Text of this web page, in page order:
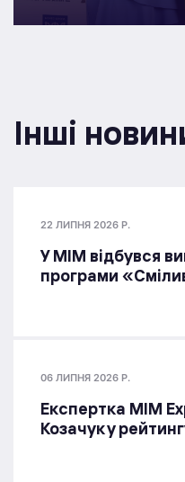
Інші
22 ЛИПНЯ 2026 Р.
У МІМ відбувся
програми
06 ЛИПНЯ 2026 Р.
Експертка MIM
Козачук у